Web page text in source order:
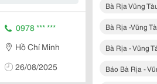
0978 *** ***
Hồ Chí Minh
26/08/2025
Bà Rịa Vũng
Bà Rịa -vũng
Bà Rịa - Vũng
Báo Bà Rịa -